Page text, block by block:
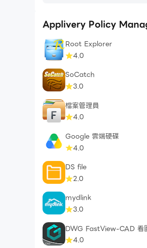
Applivery Policy
Root Explorer
4.0
SoCatch
3.0
檔案管理員
4.0
Google 雲端硬碟
4.0
DS file
2.0
mydlink
3.0
DWG FastView-CAD 看
4.0